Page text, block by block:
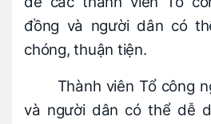
đồng và người dân có
chóng, thuận tiện.
Thành viên Tổ công
và người dân có thể dễ